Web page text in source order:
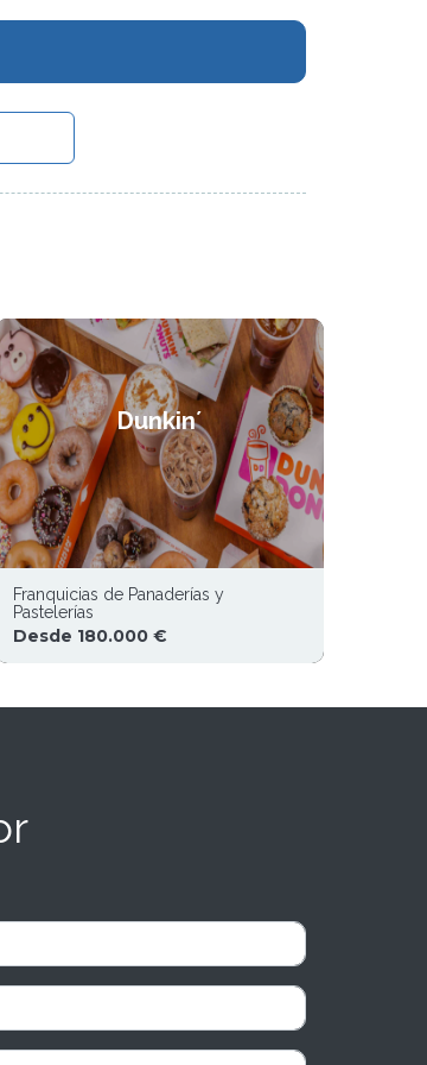
Dunkin´
Franquicias de Panaderías y
Pastelerías
Desde 180.000 €